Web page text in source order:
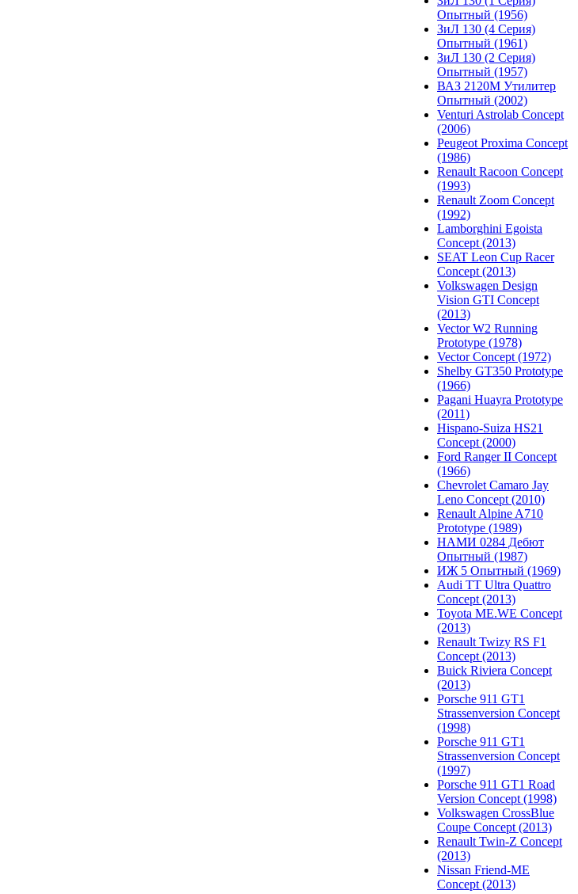
Опытный (1956)
ЗиЛ 130 (4 Серия)
Опытный (1961)
ЗиЛ 130 (2 Серия)
Опытный (1957)
ВАЗ 2120М Утилитер
Опытный (2002)
Venturi Astrolab Concept
(2006)
Peugeot Proxima Concept
(1986)
Renault Racoon Concept
(1993)
Renault Zoom Concept
(1992)
Lamborghini Egoista
Concept (2013)
SEAT Leon Cup Racer
Concept (2013)
Volkswagen Design
Vision GTI Concept
(2013)
Vector W2 Running
Prototype (1978)
Vector Concept (1972)
Shelby GT350 Prototype
(1966)
Pagani Huayra Prototype
(2011)
Hispano-Suiza HS21
Concept (2000)
Ford Ranger II Concept
(1966)
Chevrolet Camaro Jay
Leno Concept (2010)
Renault Alpine A710
Prototype (1989)
НАМИ 0284 Дебют
Опытный (1987)
ИЖ 5 Опытный (1969)
Audi TT Ultra Quattro
Concept (2013)
Toyota ME.WE Concept
(2013)
Renault Twizy RS F1
Concept (2013)
Buick Riviera Concept
(2013)
Porsche 911 GT1
Strassenversion Concept
(1998)
Porsche 911 GT1
Strassenversion Concept
(1997)
Porsche 911 GT1 Road
Version Concept (1998)
Volkswagen CrossBlue
Coupe Concept (2013)
Renault Twin-Z Concept
(2013)
Nissan Friend-ME
Concept (2013)